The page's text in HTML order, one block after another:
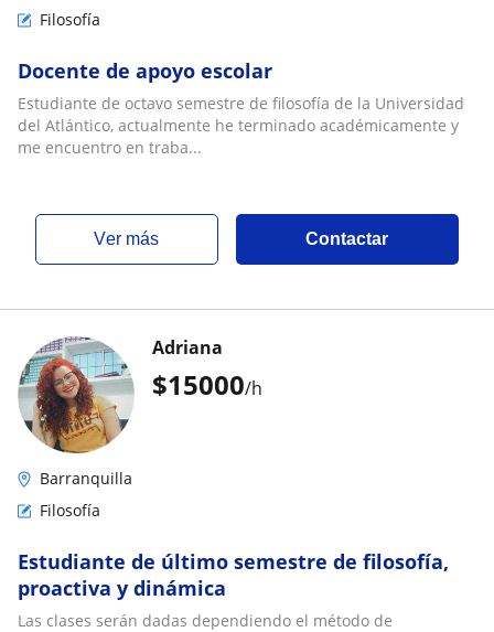
Filosofía
Docente de apoyo escolar
Estudiante de octavo semestre de filosofía de la Universidad
del Atlántico, actualmente he terminado académicamente y
me encuentro en traba...
ver más Contactar
$15000/h
Adriana
Barranquilla
Filosofía
Estudiante de último semestre de filosofía,
proactiva y dinámica
Las clases serán dadas dependiendo el método de